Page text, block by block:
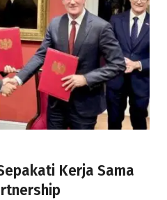
Kerja Sama